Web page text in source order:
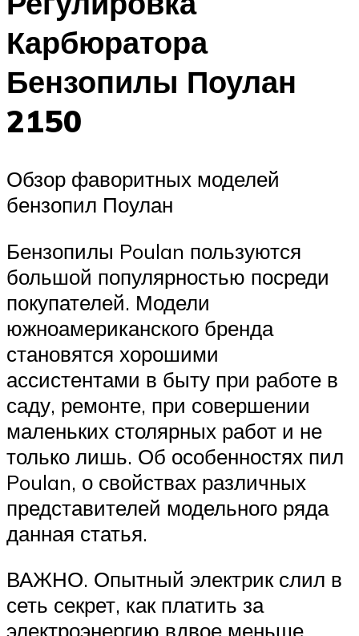
Карбюратора
Бензопилы Поулан
2150
Обзор фаворитных моделей
бензопил Поулан
Бензопилы Poulan пользуются
большой популярностью посреди
покупателей. Модели
южноамериканского бренда
становятся хорошими
ассистентами в быту при работе в
саду, ремонте, при совершении
маленьких столярных работ и не
только лишь. Об особенностях пил
Poulan, о свойствах различных
представителей модельного ряда
данная статья.
ВАЖНО. Опытный электрик слил в
сеть секрет, как платить за
электроэнергию вдвое меньше,